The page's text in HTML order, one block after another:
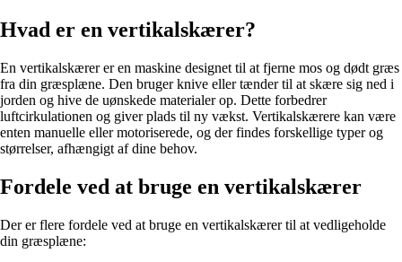
Hvad er en vertikalskærer?
En vertikalskærer er en maskine designet til at fjerne mos og dødt græs
fra din græsplæne. Den bruger knive eller tænder til at skære sig ned i
jorden og hive de uønskede materialer op. Dette forbedrer
luftcirkulationen og giver plads til ny vækst. Vertikalskærere kan være
enten manuelle eller motoriserede, og der findes forskellige typer og
størrelser, afhængigt af dine behov.
Fordele ved at bruge en vertikalskærer
Der er flere fordele ved at bruge en vertikalskærer til at vedligeholde
din græsplæne: